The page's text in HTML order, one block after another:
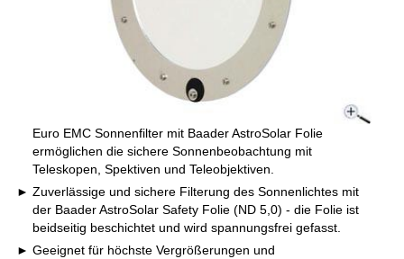
Euro EMC Sonnenfilter mit Baader AstroSolar Folie
ermöglichen die sichere Sonnenbeobachtung mit
Teleskopen, Spektiven und Teleobjektiven.
Zuverlässige und sichere Filterung des Sonnenlichtes mit
der Baader AstroSolar Safety Folie (ND 5,0) - die Folie ist
beidseitig beschichtet und wird spannungsfrei gefasst.
Geeignet für höchste Vergrößerungen und